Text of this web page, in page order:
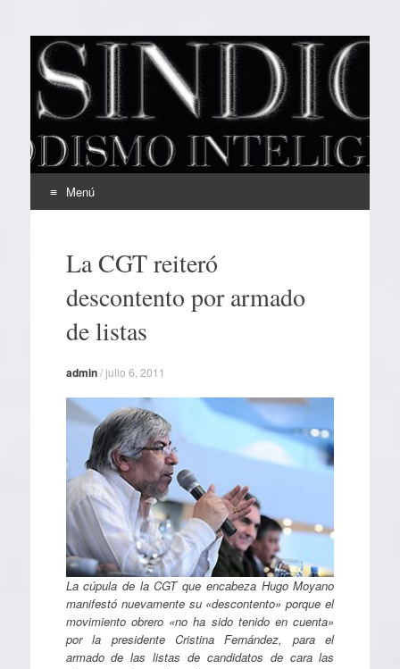
EL SINDICAL
Periodismo Inteligente
Menú
contenidoLa CGT reiteró
descontento por armado
de listas
admin/julio 6, 2011
La cúpula de la CGT que encabeza Hugo Moyano
manifestó nuevamente su «descontento» porque el
movimiento obrero «no ha sido tenido en cuenta»
por la presidente Cristina Fernández, para el
armado de las listas de candidatos de cara las